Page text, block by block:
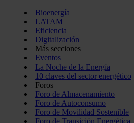
Bioenergía
LATAM
Eficiencia
Digitalización
Más secciones
Eventos
La Noche de la Energía
10 claves del sector energético
Foros
Foro de Almacenamiento
Foro de Autoconsumo
Foro de Movilidad Sostenible
Foro de Transición Energética